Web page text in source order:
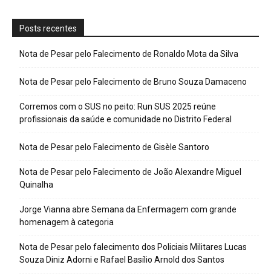
Posts recentes
Nota de Pesar pelo Falecimento de Ronaldo Mota da Silva
Nota de Pesar pelo Falecimento de Bruno Souza Damaceno
Corremos com o SUS no peito: Run SUS 2025 reúne
profissionais da saúde e comunidade no Distrito Federal
Nota de Pesar pelo Falecimento de Gisèle Santoro
Nota de Pesar pelo Falecimento de João Alexandre Miguel
Quinalha
Jorge Vianna abre Semana da Enfermagem com grande
homenagem à categoria
Nota de Pesar pelo falecimento dos Policiais Militares Lucas
Souza Diniz Adorni e Rafael Basílio Arnold dos Santos